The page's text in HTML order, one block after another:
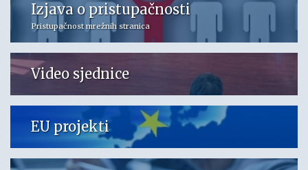
Izjava o pristupačnosti
Pristupačnost mrežnih stranica
Video sjednice
EU projekti